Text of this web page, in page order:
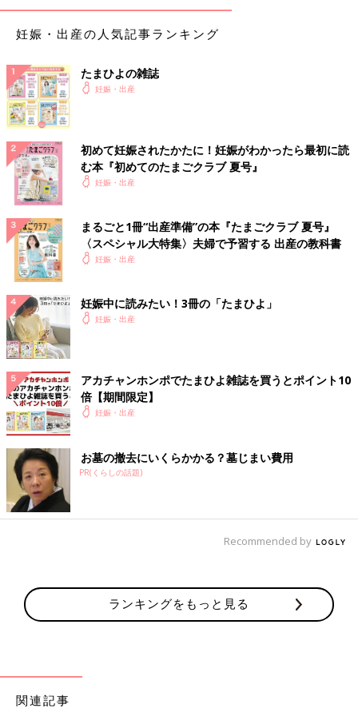
触りが恋しいです。
マタニティレギンスをAmazonで探す
足が勝手に前へ！ 歩行がスムーズになる骨盤ベル
ト
妊娠3ヵ月頃から、デスクワークやウォーキングの後におしりに
痛みを感じるようになってきました。困って助産師さんに相談し
たときにすすめられたのが、「トコちゃんベルト2」です。すぐ
に産院で購入しました。最初はあまり効果を実感できませんでし
たが、妊娠週数が進み腰痛が悪化するにつれ、これ無しではいら
骨盤は、出産に向けて妊娠初期から徐々に緩み始めるそうです。
「トコちゃんベルト2」の素材は、伸縮性のない厚手の生地。骨
盤をがっちり包んで支えてくれるので背筋が自然に伸び、歩きや
それまではいつも、夕方次男を保育所へ迎えに行く時間の腰痛が
つらかったのですが、ベルトのおかげで気持ちよく歩けました。
妊娠・出産の人気記事ランキング
たまひよの雑誌
妊娠・出産
初めて妊娠されたかたに！妊娠がわかったら最初に読
む本『初めてのたまごクラブ 夏号』
妊娠・出産
まるごと1冊“出産準備”の本『たまごクラブ 夏号』
〈スペシャル大特集〉夫婦で予習する 出産の教科書
妊娠・出産
妊娠中に読みたい！3冊の「たまひよ」
妊娠・出産
アカチャンホンポでたまひよ雑誌を買うとポイント10
倍【期間限定】
妊娠・出産
お墓の撤去にいくらかかる？墓じまい費用
PR(くらしの話題)
Recommended by
ランキングをもっと見る
関連記事